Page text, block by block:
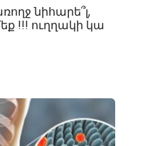
նիհարե՞լ,
!!! ուղղակի կա